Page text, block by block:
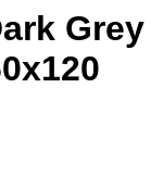
Grey